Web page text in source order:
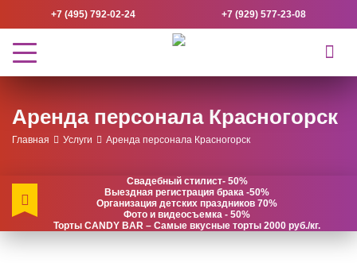
+7 (495) 792-02-24 +7 (929) 577-23-08
Аренда персонала Красногорск
Главная Услуги Аренда персонала Красногорск
Свадебный стилист- 50%
Выездная регистрация брака -50%
Организация детских праздников 70%
Фото и видеосъемка - 50%
Торты CANDY BAR – Самые вкусные торты 2000 руб./кг.